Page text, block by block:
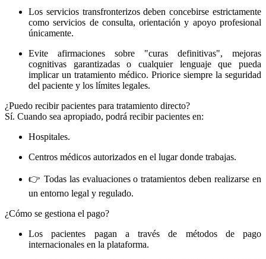
Los servicios transfronterizos deben concebirse estrictamente
como servicios de consulta, orientación y apoyo profesional
únicamente.
Evite afirmaciones sobre "curas definitivas", mejoras
cognitivas garantizadas o cualquier lenguaje que pueda
implicar un tratamiento médico. Priorice siempre la seguridad
del paciente y los límites legales.
¿Puedo recibir pacientes para tratamiento directo?
Sí. Cuando sea apropiado, podrá recibir pacientes en:
Hospitales.
Centros médicos autorizados en el lugar donde trabajas.
👉 Todas las evaluaciones o tratamientos deben realizarse en
un entorno legal y regulado.
¿Cómo se gestiona el pago?
Los pacientes pagan a través de métodos de pago
internacionales en la plataforma.